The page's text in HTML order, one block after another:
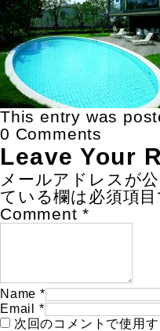
This entry was
0 Comments
Leave Your
メールアドレスが
ている欄は必須項目
Comment *
Name *
Email
*
次回のコメントで使用